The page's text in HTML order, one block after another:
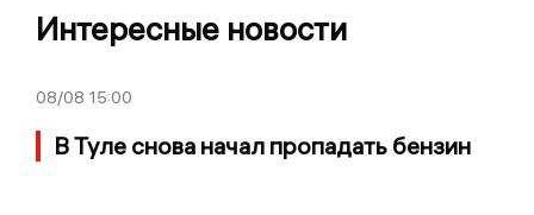
Интересные новости
08/08 15:00
В Туле снова начал пропадать бензин